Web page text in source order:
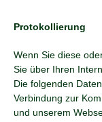
Protokollierung
Wenn Sie diese
Sie über Ihren
Die folgenden
Verbindung zur
und unserem